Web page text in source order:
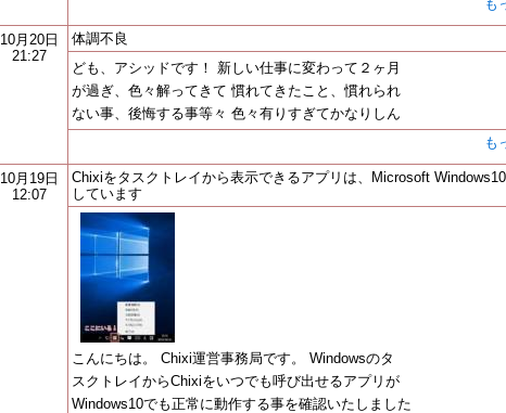
も
10月20日
21:27
体調不良
ども、アシッドです！ 新しい仕事に変わって２ヶ月
が過ぎ、色々解ってきて 慣れてきたこと、慣れられ
ない事、後悔する事等々 色々有りすぎてかなりしん
も
10月19日
12:07
Chixiをタスクトレイから表示できるアプリは、Microsoft
しています
こんにちは。 Chixi運営事務局です。 Windowsのタ
スクトレイからChixiをいつでも呼び出せるアプリが
Windows10でも正常に動作する事を確認いたしました